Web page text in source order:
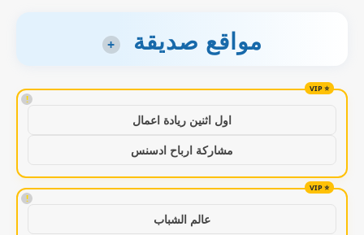
مواقع صديقة +
!
اول اثنين ريادة اعمال
مشاركة ارباح ادسنس
!
عالم الشباب